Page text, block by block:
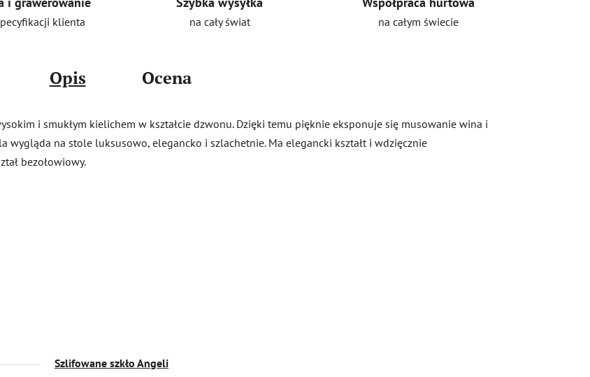
klienta na cały świat na całym świecie
Opis Ocena
i smukłym kielichem w kształcie dzwonu. Dzięki temu pięknie eksponuje się musowanie wina i
wygląda na stole luksusowo, elegancko i szlachetnie. Ma elegancki kształt i wdzięcznie
bezołowiowy.
Szlifowane szkło Angeli